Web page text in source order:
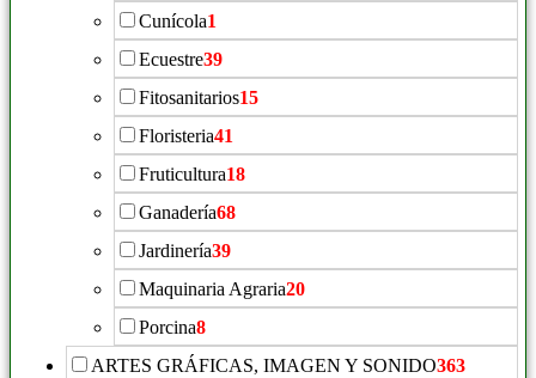
Cunícola1
Ecuestre39
Fitosanitarios15
Floristeria41
Fruticultura18
Ganadería68
Jardinería39
Maquinaria Agraria20
Porcina8
ARTES GRÁFICAS, IMAGEN Y SONIDO363